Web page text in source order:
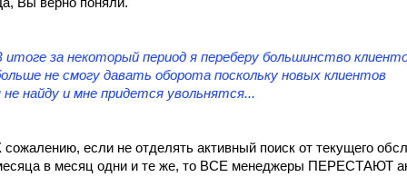
итоге за некоторый период я переберу большинство
не смогу давать оборота поскольку новых клиентов
не найду и мне придется увольнятся...
сожалению, если не отделять активный поиск от текущего
в месяц одни и те же, то ВСЕ менеджеры ПЕРЕСТАЮТ